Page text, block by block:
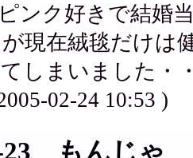
ンク好きで結婚
現在絨毯だけは
しまいました・
02-24 10:53 )
23 もんじゃ